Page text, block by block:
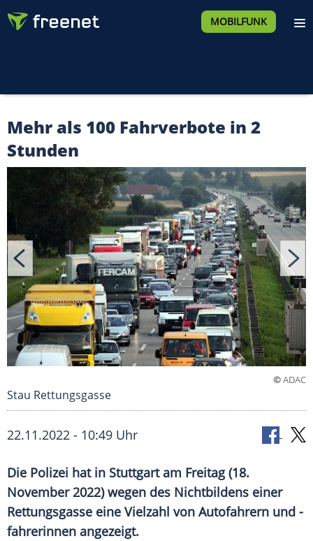
MOBILFUNK
Mehr als 100 Fahrverbote in 2
Stunden
©ADAC
Stau Rettungsgasse
22.11.2022 - 10:49 Uhr
Die Polizei hat in Stuttgart am Freitag (18.
November 2022) wegen des Nichtbildens einer
Rettungsgasse eine Vielzahl von Autofahrern und -
fahrerinnen angezeigt.